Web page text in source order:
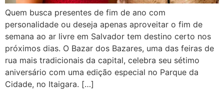
Quem busca presentes de fim de ano com
personalidade ou deseja apenas aproveitar o fim de
semana ao ar livre em Salvador tem destino certo nos
próximos dias. O Bazar dos Bazares, uma das feiras de
rua mais tradicionais da capital, celebra seu sétimo
aniversário com uma edição especial no Parque da
Cidade, no Itaigara. […]